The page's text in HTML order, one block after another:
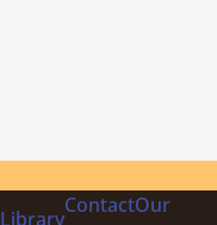
Library
ContactOur